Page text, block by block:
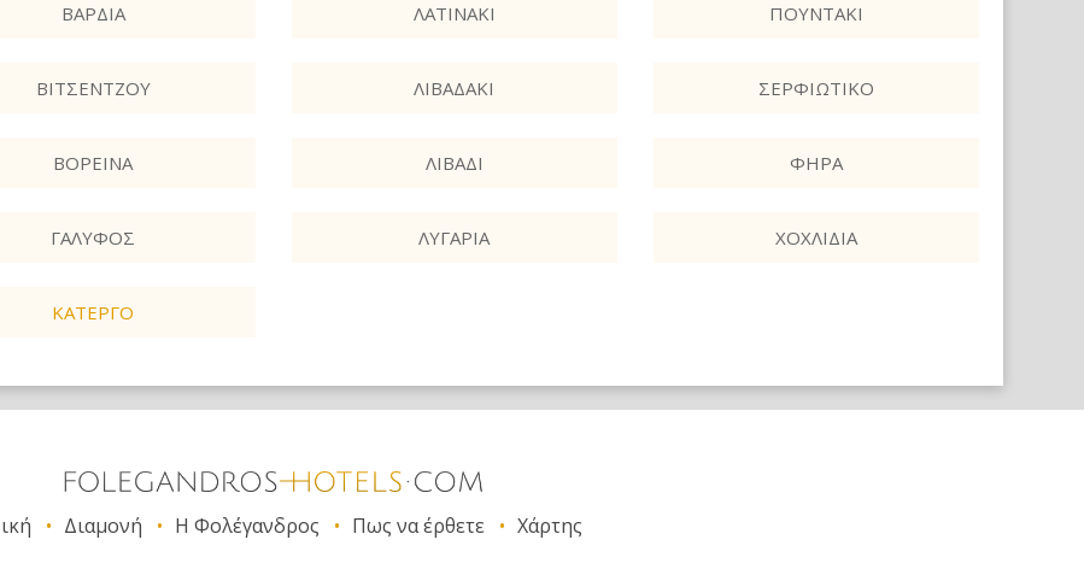
ΒΆΡΔΙΑ
ΒΙΤΣΈΝΤΖΟΥ
ΒΟΡΕΙΝΆ
ΓΑΛΎΦΟΣ
ΚΆΤΕΡΓΟ
ΛΑΤΙΝΆΚΙ
ΛΙΒΑΔΆΚΙ
ΛΙΒΆΔΙ
ΛΥΓΑΡΙΆ
ΠΟΥΝΤΆΚΙ
ΣΕΡΦΙΏΤΙΚΟ
ΦΗΡΆ
ΧΟΧΛΊΔΙΑ
Διαμονή Η Φολέγανδρος Πως να έρθετε Χάρτης